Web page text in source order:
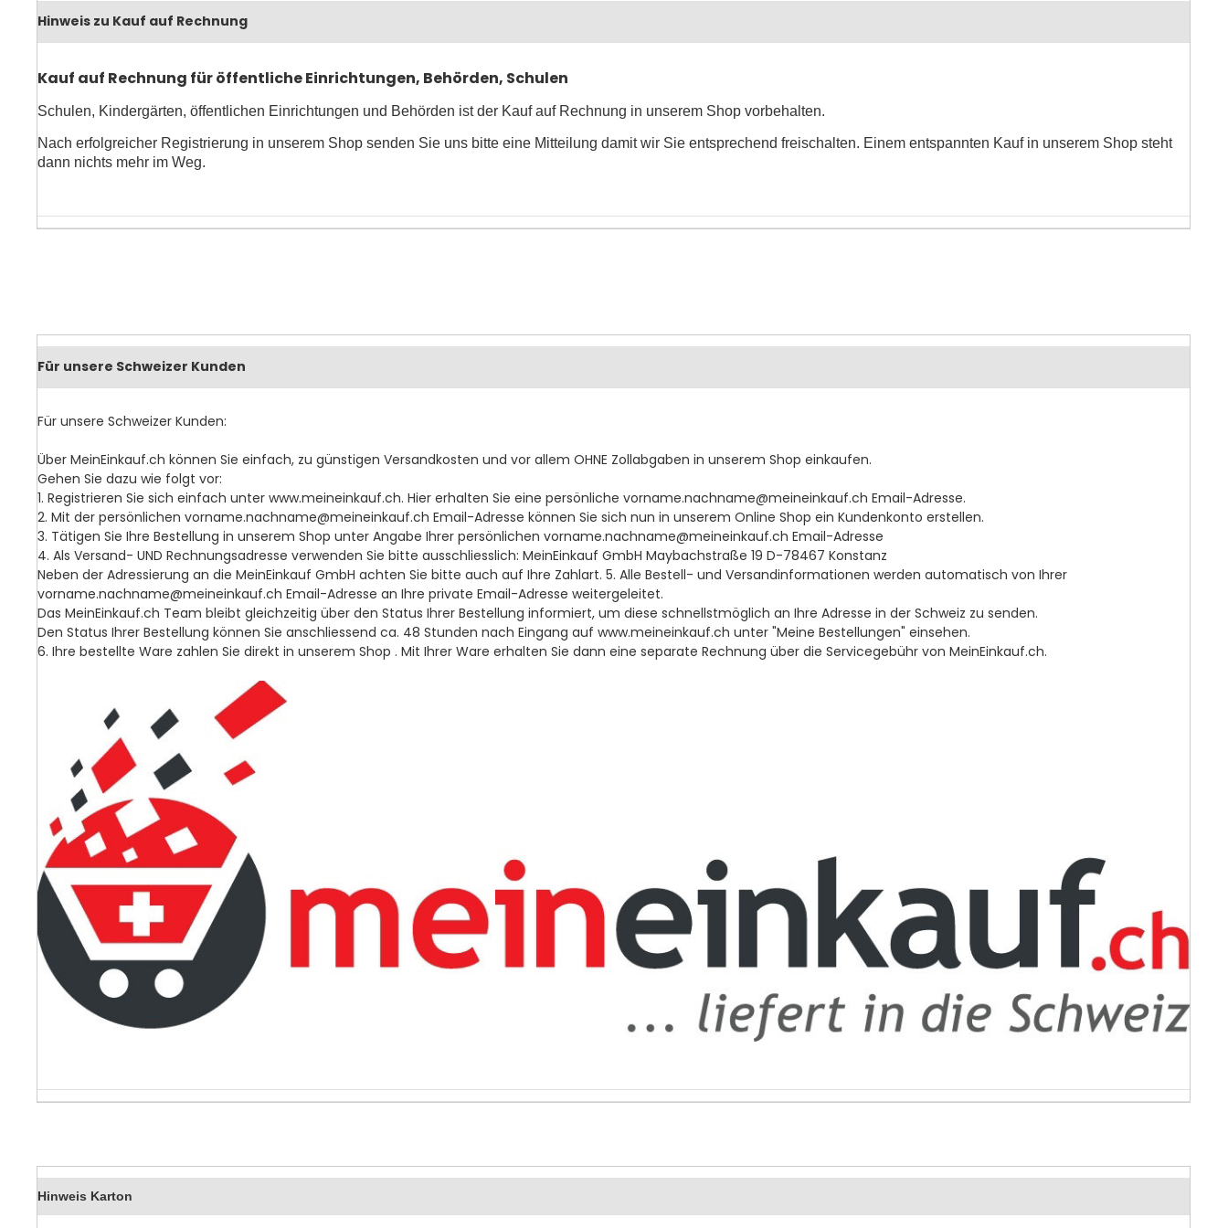
Hinweis zu Kauf auf Rechnung
Kauf auf Rechnung für öffentliche Einrichtungen, Behörden, Schulen
Schulen, Kindergärten, öffentlichen Einrichtungen und Behörden ist der Kauf auf Rechnung in unserem Shop vorbehalten.
Nach erfolgreicher Registrierung in unserem Shop senden Sie uns bitte eine Mitteilung damit wir Sie entsprechend freischalten. Einem entspannten Kauf in unserem Shop steht
dann nichts mehr im Weg.
Für unsere Schweizer Kunden
Für unsere Schweizer Kunden:
Über MeinEinkauf.ch können Sie einfach, zu günstigen Versandkosten und vor allem OHNE Zollabgaben in unserem Shop einkaufen.
Gehen Sie dazu wie folgt vor:
1. Registrieren Sie sich einfach unter www.meineinkauf.ch. Hier erhalten Sie eine persönliche vorname.nachname@meineinkauf.ch Email-Adresse.
2. Mit der persönlichen vorname.nachname@meineinkauf.ch Email-Adresse können Sie sich nun in unserem Online Shop ein Kundenkonto erstellen.
3. Tätigen Sie Ihre Bestellung in unserem Shop unter Angabe Ihrer persönlichen vorname.nachname@meineinkauf.ch Email-Adresse
4. Als Versand- UND Rechnungsadresse verwenden Sie bitte ausschliesslich: MeinEinkauf GmbH Maybachstraße 19 D-78467 Konstanz
Neben der Adressierung an die MeinEinkauf GmbH achten Sie bitte auch auf Ihre Zahlart. 5. Alle Bestell- und Versandinformationen werden automatisch von Ihrer
vorname.nachname@meineinkauf.ch Email-Adresse an Ihre private Email-Adresse weitergeleitet.
Das MeinEinkauf.ch Team bleibt gleichzeitig über den Status Ihrer Bestellung informiert, um diese schnellstmöglich an Ihre Adresse in der Schweiz zu senden.
Den Status Ihrer Bestellung können Sie anschliessend ca. 48 Stunden nach Eingang auf www.meineinkauf.ch unter "Meine Bestellungen" einsehen.
6. Ihre bestellte Ware zahlen Sie direkt in unserem Shop . Mit Ihrer Ware erhalten Sie dann eine separate Rechnung über die Servicegebühr von MeinEinkauf.ch.
Hinweis Karton